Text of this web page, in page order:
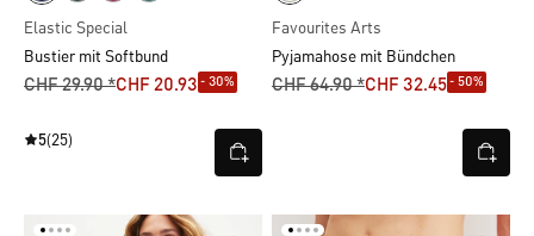
Elastic Special
Bustier mit Softbund
CHF 29.90 *CHF 20.93 - 30%
5(25)
Favourites Arts
Pyjamahose mit Bündchen
CHF 64.90 *CHF 32.45- 50%